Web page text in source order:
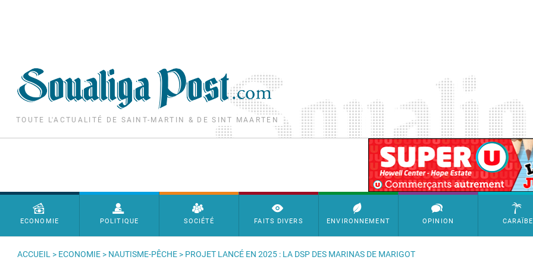
TOUTE L'ACTUALITÉ DE SAINT-MARTIN & DE SINT MAARTEN
SimpleAds Block Bannière
Menu principal
ECONOMIE POLITIQUE SOCIÉTÉ FAITS DIVERS ENVIRONNEMENT OPINION CARAÏBE
ACCUEIL > ECONOMIE > NAUTISME-PÊCHE > PROJET LANCÉ EN 2025 : LA DSP DES MARINAS DE MARIGOT